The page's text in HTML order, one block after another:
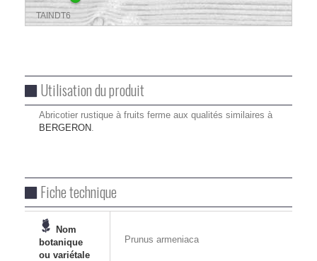
TAINDT6
Utilisation du produit
Abricotier rustique à fruits ferme aux qualités similaires à
BERGERON.
Fiche technique
Nom
botanique
ou variétale
Prunus armeniaca